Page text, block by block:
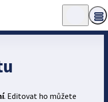
. Editovat ho můžete